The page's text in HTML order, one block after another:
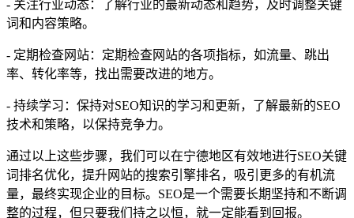
- 关注行业动态：了解行业的最新动态和趋势，及时调整关键
词和内容策略。
- 定期检查网站：定期检查网站的各项指标，如流量、跳出
率、转化率等，找出需要改进的地方。
- 持续学习：保持对SEO知识的学习和更新，了解最新的SEO
技术和策略，以保持竞争力。
通过以上这些步骤，我们可以在宁德地区有效地进行SEO关键
词排名优化，提升网站的搜索引擎排名，吸引更多的有机流
量，最终实现企业的目标。SEO是一个需要长期坚持和不断调
整的过程，但只要我们持之以恒，就一定能看到回报。